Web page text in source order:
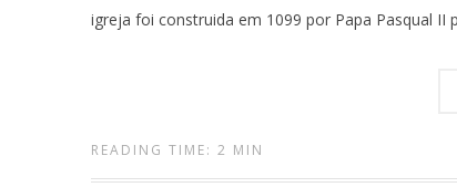
igreja foi construida em 1099 por Papa Pasqual II
READING TIME: 2 MIN